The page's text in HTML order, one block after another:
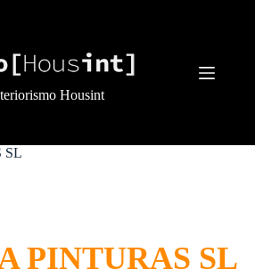
Housint
SL
PINTURAS SL